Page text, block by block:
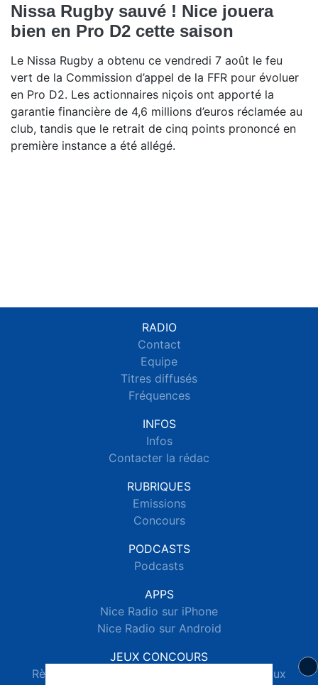
Nissa Rugby sauvé ! Nice jouera
bien en Pro D2 cette saison
Le Nissa Rugby a obtenu ce vendredi 7 août le feu
vert de la Commission d’appel de la FFR pour évoluer
en Pro D2. Les actionnaires niçois ont apporté la
garantie financière de 4,6 millions d’euros réclamée au
club, tandis que le retrait de cinq points prononcé en
première instance a été allégé.
RADIO
Contact
Equipe
Titres diffusés
Fréquences
INFOS
Infos
Contacter la rédac
RUBRIQUES
Emissions
Concours
PODCASTS
Podcasts
APPS
Nice Radio sur iPhone
Nice Radio sur Android
JEUX CONCOURS
Règlements des jeux concours réseaux sociaux